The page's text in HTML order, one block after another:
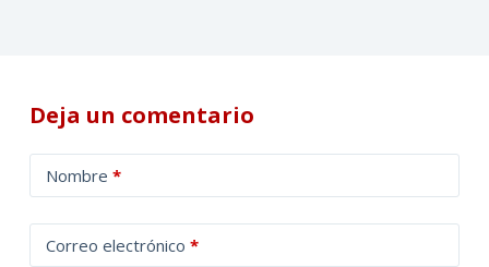
Deja un comentario
Nombre *
Correo electrónico *
l
t